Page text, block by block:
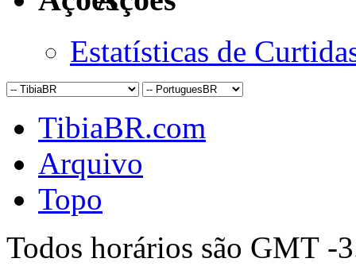
Estatísticas de
TibiaBR.com
Arquivo
Topo